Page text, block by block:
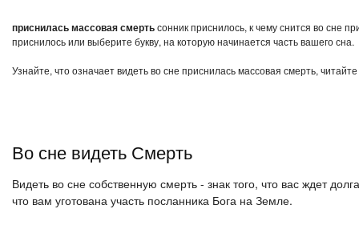
приснилась массовая смертьсонник приснилось, к чему снится во сне
приснилось или выберите букву, на которую начинается часть вашего сна.
Узнайте, что означает видеть во сне приснилась массовая смерть,
Во сне видеть Смерть
Видеть во сне собственную смерть - знак того, что вас ждет
что вам уготована участь посланника Бога на Земле.